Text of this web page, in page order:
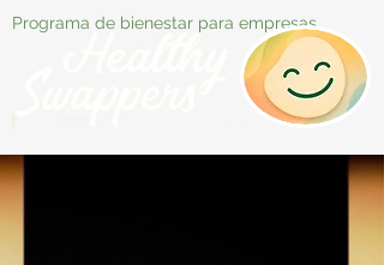
Programa de bienestar para empresas